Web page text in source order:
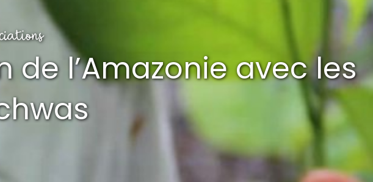
l’Amazonie avec les